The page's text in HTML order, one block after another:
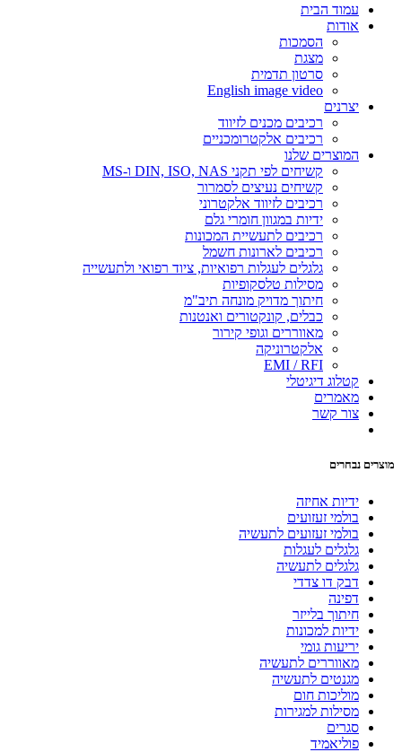
עמוד הבית
אודות
הסמכות
מצגת
סרטון תדמית
English image video
יצרנים
רכיבים מכנים לזיווד
רכיבים אלקטרומכניים
המוצרים שלנו
קשיחים לפי תקני DIN, ISO, NAS ו-MS
קשיחים נעיצים לסמרור
רכיבים לזיווד אלקטרוני
ידיות במגוון חומרי גלם
רכיבים לתעשיית המכונות
רכיבים לארונות חשמל
גלגלים לעגלות רפואיות, ציוד רפואי ולתעשייה
מסילות טלסקופיות
חיתוך מדויק מונחה תיב"מ
כבלים, קונקטורים ואנטנות
מאווררים וגופי קירור
אלקטרוניקה
EMI / RFI
קטלוג דיגיטלי
מאמרים
צור קשר
מוצרים נבחרים
ידיות אחיזה
בולמי זעזועים
בולמי זעזועים לתעשיה
גלגלים לעגלות
גלגלים לתעשיה
דבק דו צדדי
דפינה
חיתוך בלייזר
ידיות למכונות
יריעות גומי
מאווררים לתעשיה
מגנטים לתעשיה
מוליכות חום
מסילות למגירות
סגרים
פוליאמיד